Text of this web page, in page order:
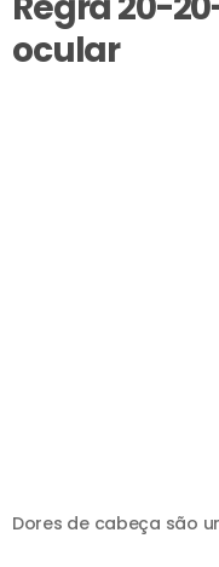
ocular
Dores de cabeça são